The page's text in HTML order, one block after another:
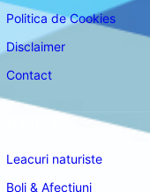
Politica de Cookies
Disclaimer
Contact
Leacuri naturiste
Boli & Afectiuni